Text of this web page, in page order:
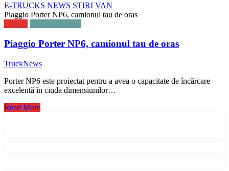
E-TRUCKS NEWS STIRI VAN
Piaggio Porter NP6, camionul tau de oras
Piaggio Porter NP6, camionul tau de oras
TruckNews
Porter NP6 este proiectat pentru a avea o capacitate de încărcare
excelentă în ciuda dimensiunilor…
Read More